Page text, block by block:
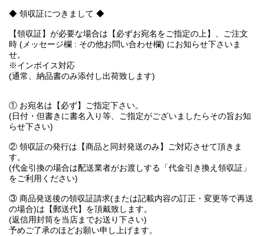
◆ 領収証につきまして ◆
【領収証】が必要な場合は【必ずお宛名をご指定の上】、ご注文
時 (メッセージ欄 : その他お問い合わせ欄) にお知らせ下さいま
せ。
※インボイス対応
(通常、納品書のみ添付し出荷致します)
① お宛名は【必ず】ご指定下さい。
(日付・但書きに書名入り等、ご指定がございましたらその旨お知
らせ下さい)
② 領収証の発行は【商品と同封発送のみ】ご対応させて頂きま
す。
(代金引換の場合は配送業者がお渡しする「代金引き換え領収証」
をご利用ください)
③ 商品発送後の領収証請求(または記載内容の訂正・変更等で再送
の場合)は【郵送代】を頂戴致します。
(返信用封筒を当店までお送り下さい)
予めご了承のほどお願い申し上げます。